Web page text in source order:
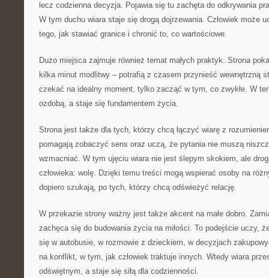
lecz codzienna decyzja. Pojawia się tu zachęta do odkrywania
W tym duchu wiara staje się drogą dojrzewania. Człowiek może
tego, jak stawiać granice i chronić to, co wartościowe.
Dużo miejsca zajmuje również temat małych praktyk. Strona
kilka minut modlitwy – potrafią z czasem przynieść wewnętrzną
czekać na idealny moment, tylko zacząć w tym, co zwykłe. W
ozdobą, a staje się fundamentem życia.
Strona jest także dla tych, którzy chcą łączyć wiarę z
pomagają zobaczyć sens oraz uczą, że pytania nie muszą
wzmacniać. W tym ujęciu wiara nie jest ślepym skokiem, ale
człowieka: wolę. Dzięki temu treści mogą wspierać osoby na
dopiero szukają, po tych, którzy chcą odświeżyć relację.
W przekazie strony ważny jest także akcent na małe dobro.
zachęca się do budowania życia na miłości. To podejście uczy,
się w autobusie, w rozmowie z dzieckiem, w decyzjach
na konflikt, w tym, jak człowiek traktuje innych. Wtedy wiara
odświętnym, a staje się siłą dla codzienności.